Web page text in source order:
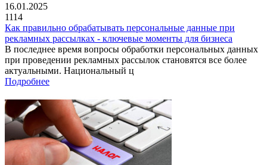
16.01.2025
1114
Как правильно обрабатывать персональные данные при
рекламных рассылках - ключевые моменты для бизнеса
В последнее время вопросы обработки персональных данных
при проведении рекламных рассылок становятся все более
актуальными. Национальный ц
Подробнее